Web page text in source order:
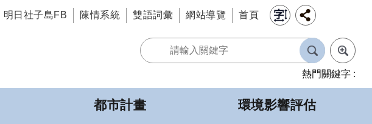
明日社子島FB
陳情系統 雙語詞彙 網站導覽 首頁
熱門關鍵字
都市計畫 環境影響評估